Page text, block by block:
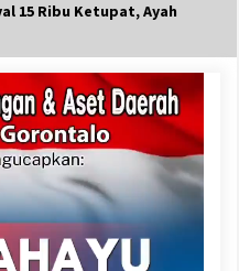
15 Ribu Ketupat, Ayah